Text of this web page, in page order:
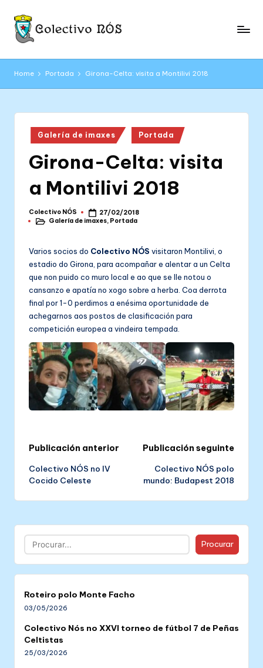
Skip
o
l
e
oficial
Home Portada Girona-Celta: visita a Montilivi 2018
Posted
in
Galería de imaxes Portada
Girona-Celta: visita
a Montilivi 2018
Posted
by
Colectivo NÓS
27/02/2018
PostedGalería de imaxes, Portada
Varios socios do Colectivo NÓS visitaron Montilivi, o
estadio do Girona, para acompañar e alentar a un Celta
que non puido co muro local e ao que se lle notou o
cansanzo e apatía no xogo sobre a herba. Coa derrota
final por 1-0 perdimos a enésima oportunidade de
achegarnos aos postos de clasificación para
competición europea a vindeira tempada.
Post
navigation
Publicación anterior
Colectivo NÓS no IV
Cocido Celeste
Publicación seguinte
Colectivo NÓS polo
mundo: Budapest 2018
Buscar Procurar
Roteiro polo Monte Facho
03/05/2026
Colectivo Nós no XXVI torneo de fútbol 7 de Peñas
Celtistas
25/03/2026